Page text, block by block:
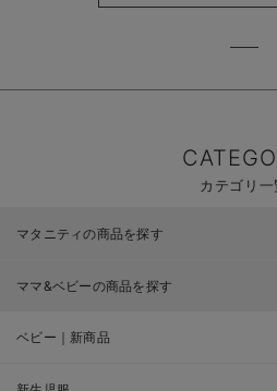
カテゴリ一
マタニティの商品を探す
ママ&ベビーの商品を探す
ベビー｜新商品